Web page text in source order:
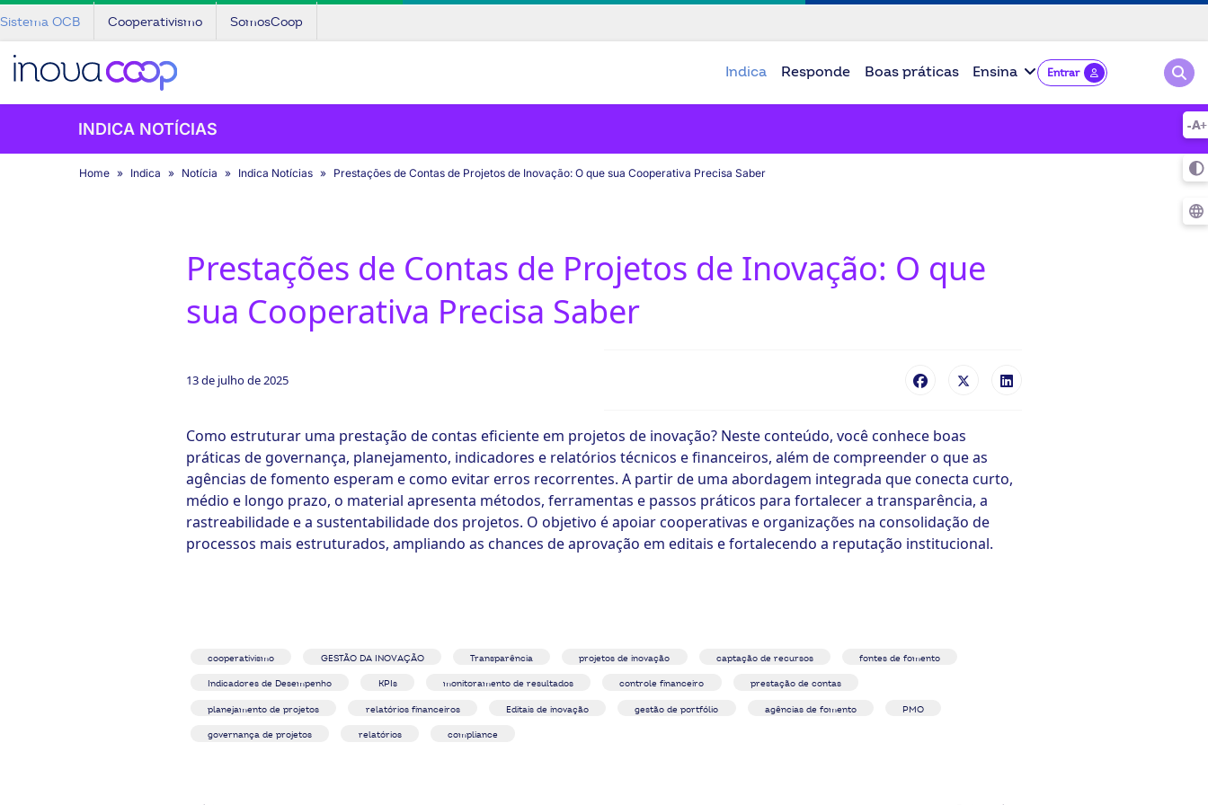
Sistema OCB Cooperativismo SomosCoop
Indica Responde Boas práticas Ensina Entrar
INDICA NOTÍCIAS
Home Indica Notícia Indica Notícias Prestações de Contas de Projetos de Inovação: O que sua Cooperativa Precisa Saber
Prestações de Contas de Projetos de Inovação: O que
sua Cooperativa Precisa Saber
13 de julho de 2025
Como estruturar uma prestação de contas eficiente em projetos de inovação? Neste conteúdo, você conhece boas
práticas de governança, planejamento, indicadores e relatórios técnicos e financeiros, além de compreender o que as
agências de fomento esperam e como evitar erros recorrentes. A partir de uma abordagem integrada que conecta curto,
médio e longo prazo, o material apresenta métodos, ferramentas e passos práticos para fortalecer a transparência, a
rastreabilidade e a sustentabilidade dos projetos. O objetivo é apoiar cooperativas e organizações na consolidação de
processos mais estruturados, ampliando as chances de aprovação em editais e fortalecendo a reputação institucional.
cooperativismo GESTÃO DA INOVAÇÃO Transparência projetos de inovação captação de recursos fontes de fomento
Indicadores de Desempenho KPIs monitoramento de resultados controle financeiro prestação de contas
planejamento de projetos relatórios financeiros Editais de inovação gestão de portfólio agências de fomento PMO
governança de projetos relatórios compliance